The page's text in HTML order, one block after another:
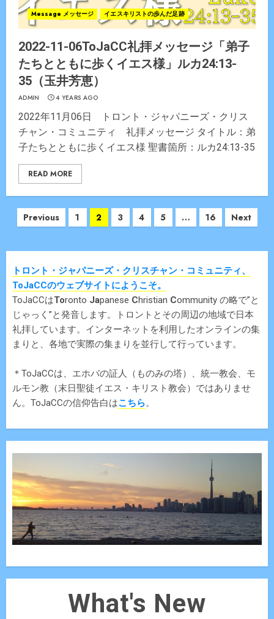
Message メッセージ イエスキリストの歩んだ足跡
2022-11-06ToJaCC礼拝メッセージ「弟子
たちとともに歩くイエス様」ルカ24:13-
35（玉井芳恵）
ADMIN 4 YEARS AGO
2022年11月06日 トロント・ジャパニーズ・クリス
チャン・コミュニティ 礼拝メッセージ タイトル：弟
子たちとともに歩くイエス様 聖書箇所：ルカ24:13-35
READ MORE
Posts
Previous 1 2 3 4 5 … 16 Next
トロント・ジャパニーズ・クリスチャン・コミュニティ、
ToJaCCのウェブサイトにようこそ。
ToJaCCはToronto Japanese Christian Community の略で”と
じゃっく”と発音します。トロントとその周辺の地域で日本
礼拝しています。インターネットを利用したオンラインの集
まりと、各地で実際の集まりを並行して行っています。
＊ToJaCCは、エホバの証人（ものみの塔）、統一教会、モ
ルモン教（末日聖徒イエス・キリスト教会）ではありませ
ん。ToJaCCの信仰告白はこちら。
What's New